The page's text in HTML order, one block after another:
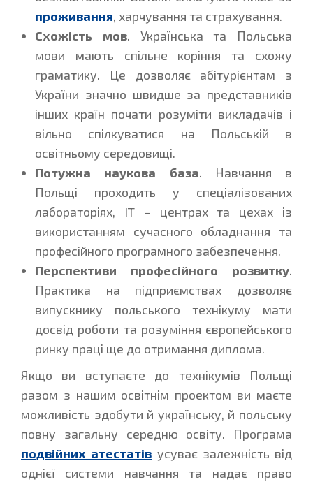
проживання, харчування та страхування.
Схожість мов. Українська та Польська
мови мають спільне коріння та схожу
граматику. Це дозволяє абітурієнтам з
України значно швидше за представників
інших країн почати розуміти викладачів і
вільно спілкуватися на Польській в
освітньому середовищі.
Потужна наукова база. Навчання в
Польщі проходить у спеціалізованих
лабораторіях, IT – центрах та цехах із
використанням сучасного обладнання та
професійного програмного забезпечення.
Перспективи професійного розвитку.
Практика на підприємствах дозволяє
випускнику польського технікуму мати
досвід роботи та розуміння європейського
ринку праці ще до отримання диплома.
Якщо ви вступаєте до технікумів Польщі
разом з нашим освітнім проектом ви маєте
можливість здобути й українську, й польську
повну загальну середню освіту. Програма
подвійних атестатів усуває залежність від
однієї системи навчання та надає право